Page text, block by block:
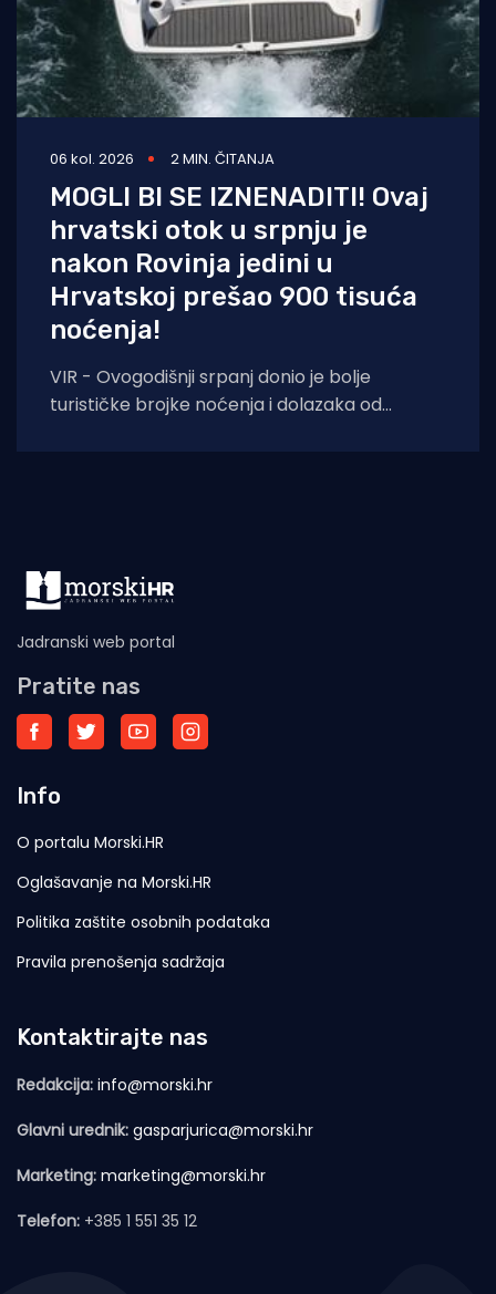
06 kol. 2026 2 MIN. ČITANJA
MOGLI BI SE IZNENADITI! Ovaj
hrvatski otok u srpnju je
nakon Rovinja jedini u
Hrvatskoj prešao 900 tisuća
noćenja!
VIR - Ovogodišnji srpanj donio je bolje
turističke brojke noćenja i dolazaka od
Jadranski web portal
Pratite nas
Info
O portalu Morski.HR
Oglašavanje na Morski.HR
Politika zaštite osobnih podataka
Pravila prenošenja sadržaja
Kontaktirajte nas
Redakcija: info@morski.hr
Glavni urednik: gasparjurica@morski.hr
Marketing: marketing@morski.hr
Telefon: +385 1 551 35 12